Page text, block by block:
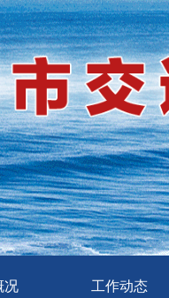
况 工作动态